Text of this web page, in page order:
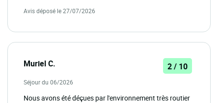
Avis déposé le 27/07/2026
Muriel C. 2 / 10
Séjour du 06/2026
Nous avons été déçues par l'environnement très routier